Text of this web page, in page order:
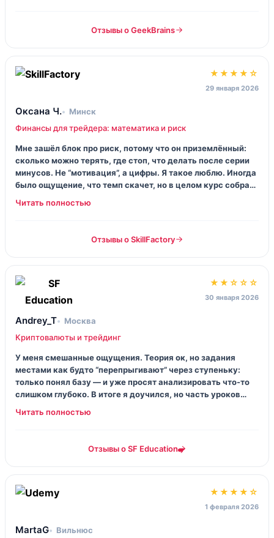
Отзывы о GeekBrains
★★★★☆
29 января 2026
Оксана Ч.
Минск
Финансы для трейдера: математика и риск
Мне зашёл блок про риск, потому что он приземлённый:
сколько можно терять, где стоп, что делать после серии
минусов. Не “мотивация”, а цифры. Я такое люблю. Иногда
было ощущение, что темп скачет, но в целом курс собрал
мои разрозненные знания в одну коробку.
Отзывы о SkillFactory
★★☆☆☆
30 января 2026
Andrey_T
Москва
Криптовалюты и трейдинг
У меня смешанные ощущения. Теория ок, но задания
местами как будто “перепрыгивают” через ступеньку:
только понял базу — и уже просят анализировать что-то
слишком глубоко. В итоге я доучился, но часть уроков
пересматривал по два раза, иначе вообще не
Отзывы о SF Education
★★★★☆
1 февраля 2026
MartaG Вильнюс